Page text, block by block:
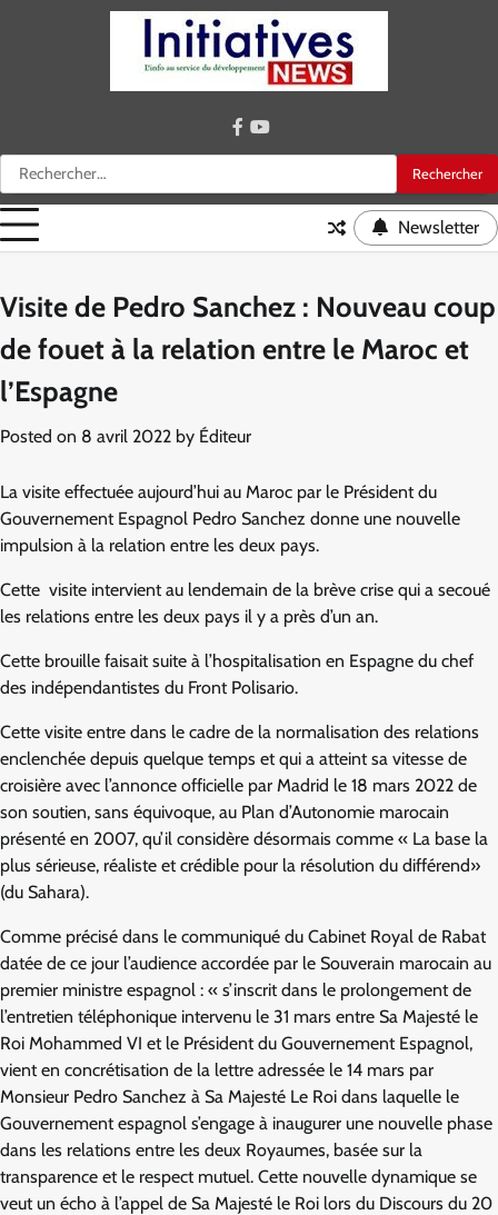
Rechercher :
facebook
youtube
Newsletter
Visite de Pedro Sanchez : Nouveau coup
de fouet à la relation entre le Maroc et
l’Espagne
Posted on 8 avril 2022 by Éditeur
La visite effectuée aujourd’hui au Maroc par le Président du
Gouvernement Espagnol Pedro Sanchez donne une nouvelle
impulsion à la relation entre les deux pays.
Cette visite intervient au lendemain de la brève crise qui a secoué
les relations entre les deux pays il y a près d’un an.
Cette brouille faisait suite à l’hospitalisation en Espagne du chef
des indépendantistes du Front Polisario.
Cette visite entre dans le cadre de la normalisation des relations
enclenchée depuis quelque temps et qui a atteint sa vitesse de
croisière avec l’annonce officielle par Madrid le 18 mars 2022 de
son soutien, sans équivoque, au Plan d’Autonomie marocain
présenté en 2007, qu’il considère désormais comme « La base la
plus sérieuse, réaliste et crédible pour la résolution du différend»
(du Sahara).
Comme précisé dans le communiqué du Cabinet Royal de Rabat
datée de ce jour l’audience accordée par le Souverain marocain au
premier ministre espagnol : « s’inscrit dans le prolongement de
l’entretien téléphonique intervenu le 31 mars entre Sa Majesté le
Roi Mohammed VI et le Président du Gouvernement Espagnol,
vient en concrétisation de la lettre adressée le 14 mars par
Monsieur Pedro Sanchez à Sa Majesté Le Roi dans laquelle le
Gouvernement espagnol s’engage à inaugurer une nouvelle phase
dans les relations entre les deux Royaumes, basée sur la
transparence et le respect mutuel. Cette nouvelle dynamique se
veut un écho à l’appel de Sa Majesté le Roi lors du Discours du 20